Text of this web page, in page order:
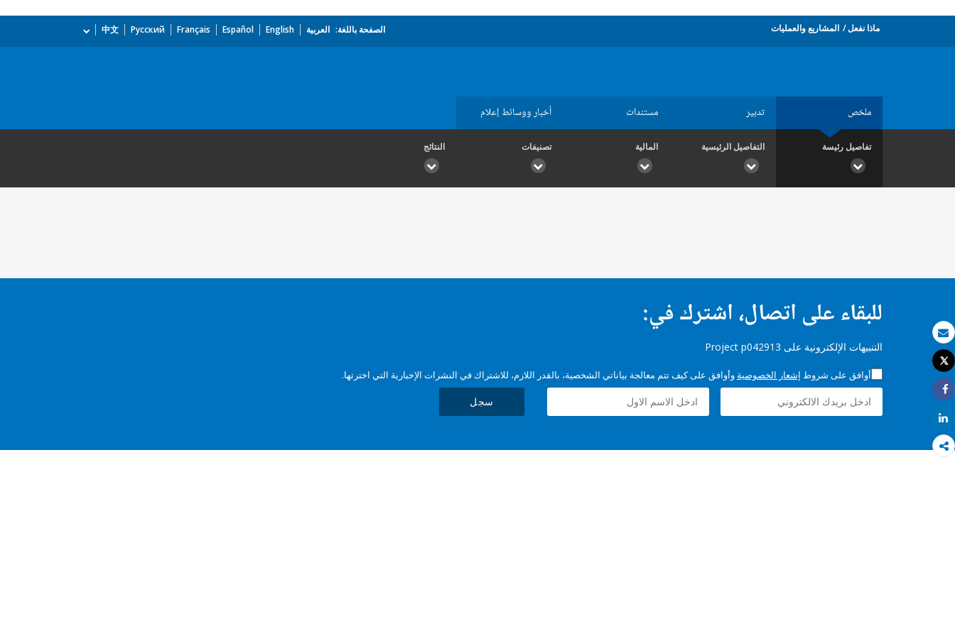
بريد الكتروني
طباعة
Tweet
Share
Share
ماذا نفعل المشاريع والعمليات الصفحة باللغة: العربية English
Español
Français
Русский
中文
ملخص تدبير مستندات أخبار ووسائط إعلام
تفاصيل رئيسة التفاصيل الرئيسية المالية تصنيفات النتائج
للبقاء على اتصال، اشترك في:
التنبيهات الإلكترونية على Project p042913
أوافق على شروط إشعار الخصوصية وأوافق على كيف تتم معالجة بياناتي الشخصية، بالقدر اللازم، للاشتراك في النشرات الإخبارية التي اخترتها.
سجل